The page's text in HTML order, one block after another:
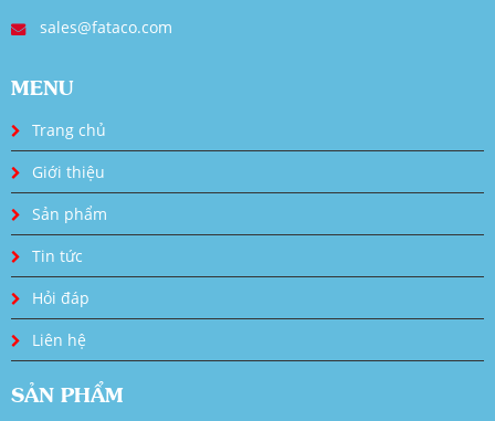
sales@fataco.com
MENU
Trang chủ
Giới thiệu
Sản phẩm
Tin tức
Hỏi đáp
Liên hệ
SẢN PHẨM